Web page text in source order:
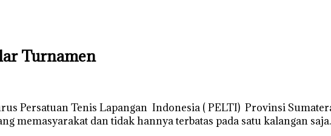
Turnamen
Persatuan Tenis Lapangan Indonesia ( PELTI) Provinsi
memasyarakat dan tidak hannya terbatas pada satu kalangan saja.